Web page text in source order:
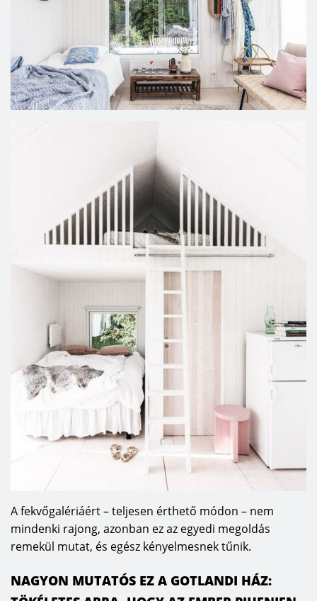
A fekvőgalériáért – teljesen érthető módon – nem
mindenki rajong, azonban ez az egyedi megoldás
remekül mutat, és egész kényelmesnek tűnik.
NAGYON MUTATÓS EZ A GOTLANDI HÁZ: